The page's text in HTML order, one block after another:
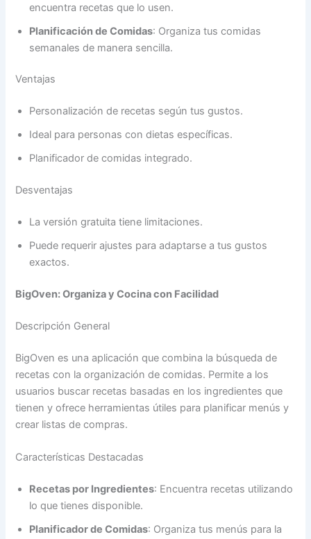
encuentra recetas que lo usen.
Planificación de Comidas: Organiza tus comidas
semanales de manera sencilla.
Ventajas
Personalización de recetas según tus gustos.
Ideal para personas con dietas específicas.
Planificador de comidas integrado.
Desventajas
La versión gratuita tiene limitaciones.
Puede requerir ajustes para adaptarse a tus gustos
exactos.
BigOven: Organiza y Cocina con Facilidad
Descripción General
BigOven es una aplicación que combina la búsqueda de
recetas con la organización de comidas. Permite a los
usuarios buscar recetas basadas en los ingredientes que
tienen y ofrece herramientas útiles para planificar menús y
crear listas de compras.
Características Destacadas
Recetas por Ingredientes: Encuentra recetas utilizando
lo que tienes disponible.
Planificador de Comidas: Organiza tus menús para la